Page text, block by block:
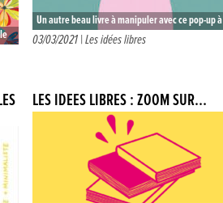
Un autre beau livre à manipuler avec ce pop-up à
tirettes. Sur chaque double page un animal (veau,
03/03/2021 |Les idées libres
LES IDÉES LIBRES : ZOOM SUR…